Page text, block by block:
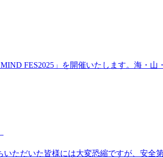
FES2025」を開催いたします。海・
ただいた皆様には大変恐縮ですが、安全